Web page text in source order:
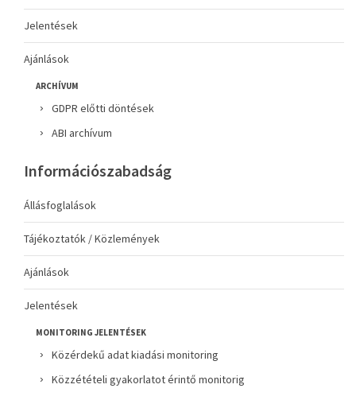
Jelentések
Ajánlások
ARCHÍVUM
GDPR előtti döntések
ABI archívum
Információszabadság
Állásfoglalások
Tájékoztatók / Közlemények
Ajánlások
Jelentések
MONITORING JELENTÉSEK
Közérdekű adat kiadási monitoring
Közzétételi gyakorlatot érintő monitorig